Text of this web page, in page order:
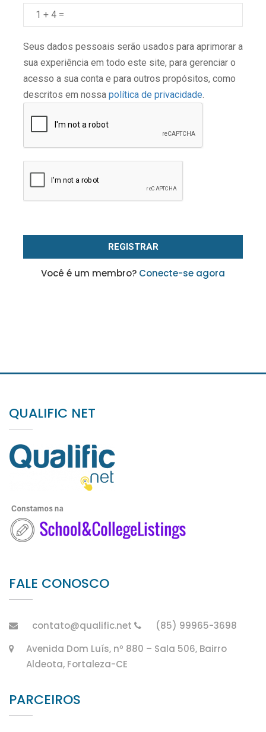
Seus dados pessoais serão usados para aprimorar a
sua experiência em todo este site, para gerenciar o
acesso a sua conta e para outros propósitos, como
descritos em nossa política de privacidade.
Você é um membro? Conecte-se agora
QUALIFIC NET
FALE CONOSCO
contato@qualific.net
(85) 99965-3698
Avenida Dom Luís, nº 880 – Sala 506, Bairro
Aldeota, Fortaleza-CE
PARCEIROS